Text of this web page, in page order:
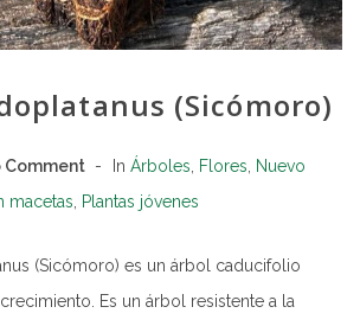
(Sicómoro)
Comment In Árboles, Flores, Nuevo
macetas, Plantas jóvenes
(Sicómoro) es un árbol caducifolio
Es un árbol resistente a la